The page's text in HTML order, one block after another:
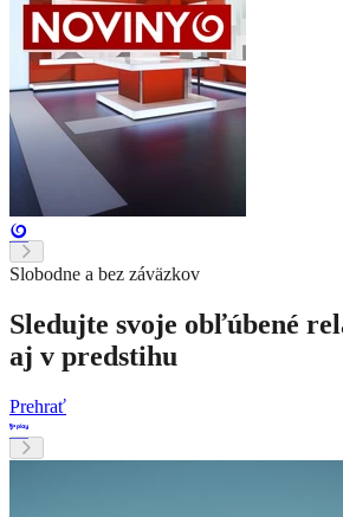
Slobodne a bez záväzkov
Sledujte svoje obľúbené
aj v predstihu
Prehrať